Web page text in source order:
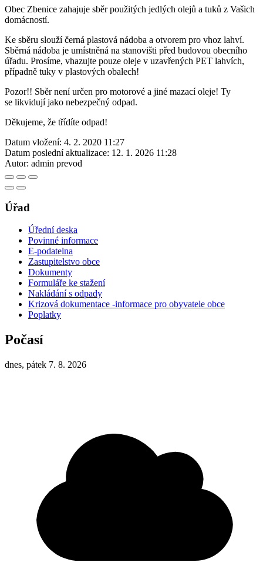
Obec Zbenice zahajuje sběr použitých jedlých olejů a tuků z Vašich
domácností.
Ke sběru slouží černá plastová nádoba a otvorem pro vhoz lahví.
Sběrná nádoba je umístněná na stanovišti před budovou obecního
úřadu. Prosíme, vhazujte pouze oleje v uzavřených PET lahvích,
případně tuky v plastových obalech!
Pozor!! Sběr není určen pro motorové a jiné mazací oleje! Ty
se likvidují jako nebezpečný odpad.
Děkujeme, že třídíte odpad!
Datum vložení: 4. 2. 2020 11:27
Datum poslední aktualizace: 12. 1. 2026 11:28
Autor: admin prevod
Úřad
Úřední deska
Povinné informace
E-podatelna
Zastupitelstvo obce
Dokumenty
Formuláře ke stažení
Nakládání s odpady
Krizová dokumentace -informace pro obyvatele obce
Poplatky
Počasí
dnes, pátek 7. 8. 2026